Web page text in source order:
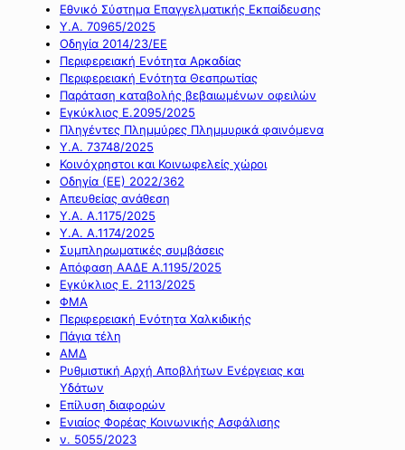
Εθνικό Σύστημα Επαγγελματικής Εκπαίδευσης
Υ.Α. 70965/2025
Οδηγία 2014/23/ΕΕ
Περιφερειακή Ενότητα Αρκαδίας
Περιφερειακή Ενότητα Θεσπρωτίας
Παράταση καταβολής βεβαιωμένων οφειλών
Εγκύκλιος Ε.2095/2025
Πληγέντες Πλημμύρες Πλημμυρικά φαινόμενα
Υ.Α. 73748/2025
Κοινόχρηστοι και Κοινωφελείς χώροι
Οδηγία (ΕΕ) 2022/362
Απευθείας ανάθεση
Υ.Α. Α.1175/2025
Υ.Α. Α.1174/2025
Συμπληρωματικές συμβάσεις
Απόφαση ΑΑΔΕ Α.1195/2025
Εγκύκλιος Ε. 2113/2025
ΦΜΑ
Περιφερειακή Ενότητα Χαλκιδικής
Πάγια τέλη
ΑΜΔ
Ρυθμιστική Αρχή Αποβλήτων Ενέργειας και
Υδάτων
Επίλυση διαφορών
Ενιαίος Φορέας Κοινωνικής Ασφάλισης
ν. 5055/2023